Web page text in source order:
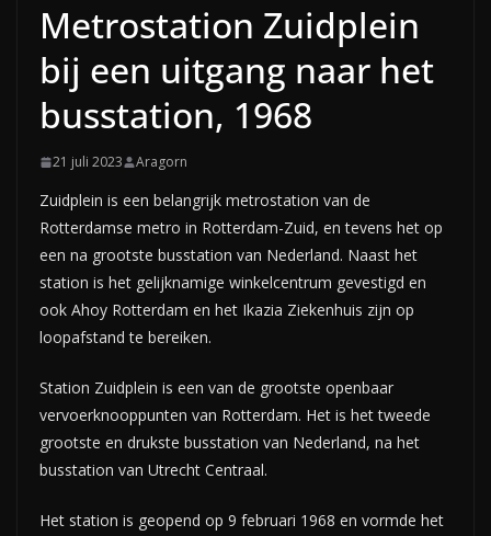
Metrostation Zuidplein
bij een uitgang naar het
busstation, 1968
21 juli 2023 Aragorn
Zuidplein is een belangrijk metrostation van de
Rotterdamse metro in Rotterdam-Zuid, en tevens het op
een na grootste busstation van Nederland. Naast het
station is het gelijknamige winkelcentrum gevestigd en
ook Ahoy Rotterdam en het Ikazia Ziekenhuis zijn op
loopafstand te bereiken.
Station Zuidplein is een van de grootste openbaar
vervoerknooppunten van Rotterdam. Het is het tweede
grootste en drukste busstation van Nederland, na het
busstation van Utrecht Centraal.
Het station is geopend op 9 februari 1968 en vormde het